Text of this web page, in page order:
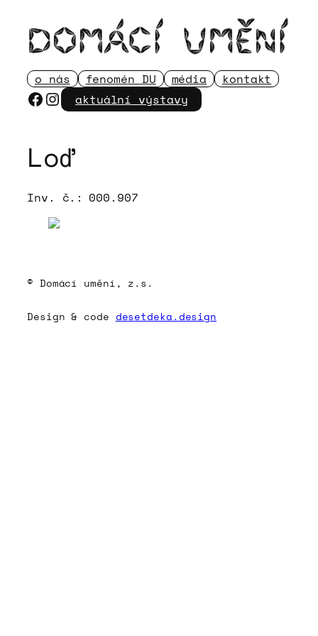
obsah
o nás fenomén DU média kontakt
Facebook
Instagram
aktuální výstavy
Loď
Inv. č.: 000.907
© Domácí umění, z.s.
Design & code desetdeka.design